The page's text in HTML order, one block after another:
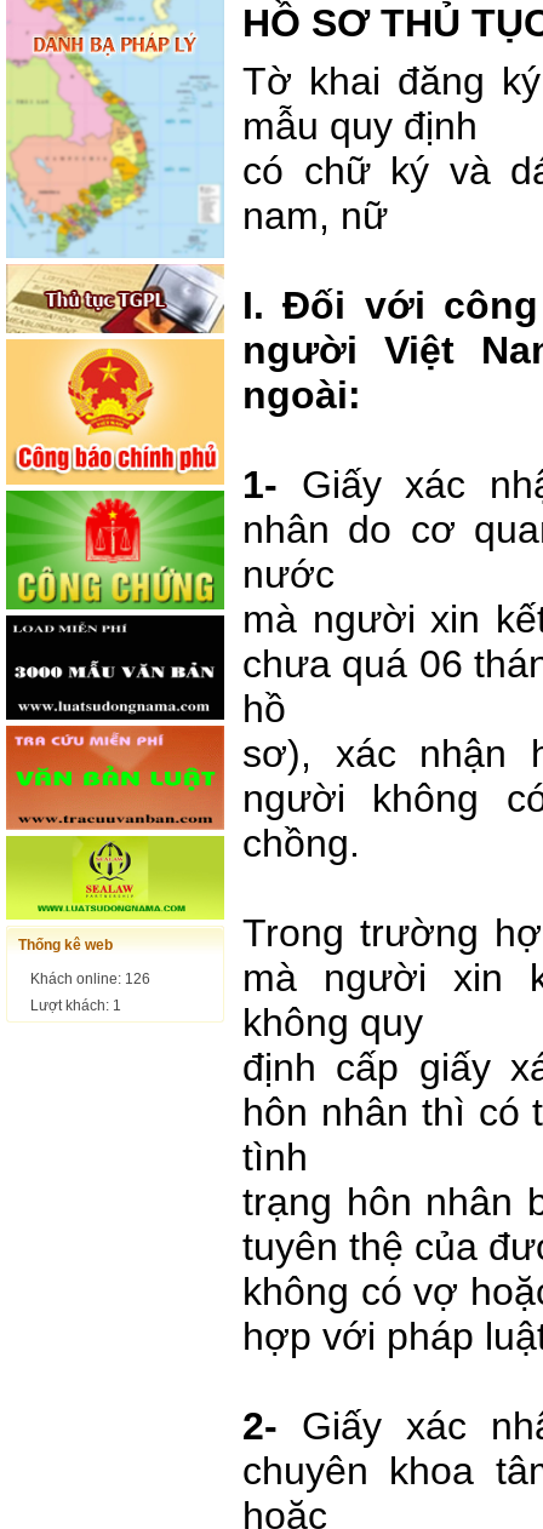
Thống kê web
Khách online: 126
Lượt khách: 1
HỒ SƠ THỦ
Tờ khai đăng
mẫu quy định
có chữ ký và
nam, nữ
I. Đối với
người Việt
ngoài:
1-
Giấy xác
nhân do cơ
nước
mà người xin
chưa quá 06
hồ
sơ), xác nhận
người không
chồng.
Trong trường
mà người xin
không quy
định cấp giấy
hôn nhân thì có
tình
trạng hôn nhân
tuyên thệ của
không có vợ
hợp với pháp
2-
Giấy xác
chuyên khoa
hoặc